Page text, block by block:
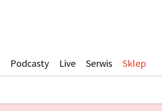
Podcasty Live Serwis Sklep